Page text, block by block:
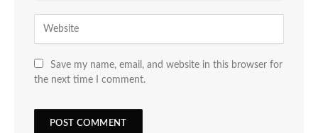
Save my name, email, and website in this browser for
the next time I comment.